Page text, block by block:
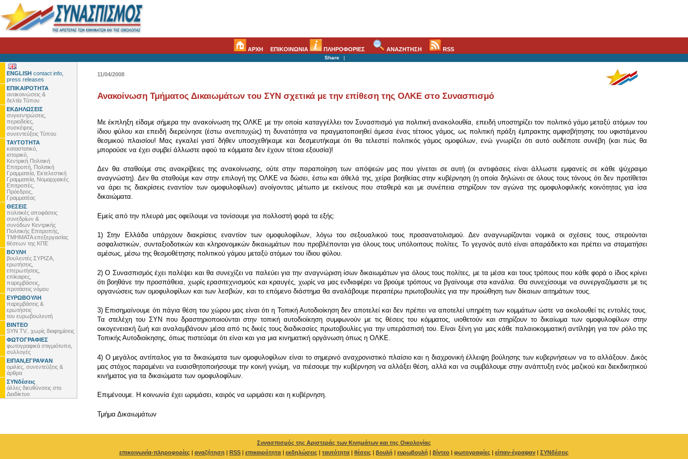
ΑΡΧΗ ΕΠΙΚΟΙΝΩΝΙΑ ΠΛΗΡΟΦΟΡΙΕΣ ΑΝΑΖΗΤΗΣΗ RSS
Share |
ENGLISH contact info,
press releases
ΕΠΙΚΑΙΡΟΤΗΤΑ
ανακοινώσεις &
δελτία Τύπου
ΕΚΔΗΛΩΣΕΙΣ
συγκεντρώσεις,
περιοδείες,
συσκέψεις,
συνεντεύξεις Τύπου
ΤΑΥΤΟΤΗΤΑ
καταστατικό,
ιστορικό,
Κεντρική Πολιτική
Επιτροπή, Πολιτική
Γραμματεία, Εκτελεστική
Γραμματεία, Νομαρχιακές
Επιτροπές,
Πρόεδρος,
Γραμματέας
ΘΕΣΕΙΣ
πολιτικές αποφάσεις
συνεδρίων &
συνόδων Κεντρικής
Πολιτικής Επιτροπής,
ΤΜΗΜΑΤΑ επεξεργασίας
θέσεων της ΚΠΕ
ΒΟΥΛΗ
βουλευτές ΣΥΡΙΖΑ,
ερωτήσεις,
επερωτήσεις,
επίκαιρες,
παρεμβάσεις,
προτάσεις νόμου
ΕΥΡΩΒΟΥΛΗ
παρεμβάσεις &
ερωτήσεις
του ευρωβουλευτή
ΒΙΝΤΕΟ
SYN TV.. χωρίς διαφημίσεις
ΦΩΤΟΓΡΑΦΙΕΣ
φωτογραφικά στιγμιότυπα,
συλλογές
ΕΙΠΑΝ,ΕΓΡΑΨΑΝ
ομιλίες, συνεντεύξεις &
άρθρα
ΣΥΝδέσεις
άλλες διευθύνσεις στο
Διαδίκτυο
11/04/2008
Ανακοίνωση Τμήματος Δικαιωμάτων του ΣΥΝ σχετικά με την επίθεση της ΟΛΚΕ στο Συνασπισμό
Με έκπληξη είδαμε σήμερα την ανακοίνωση της ΟΛΚΕ με την οποία καταγγέλλει τον Συνασπισμό για πολιτική ανακολουθία, επειδή υποστηρίζει τον πολιτικό γάμο μεταξύ ατόμων του
ίδιου φύλου και επειδή διερεύνησε (έστω ανεπιτυχώς) τη δυνατότητα να πραγματοποιηθεί άμεσα ένας τέτοιος γάμος, ως πολιτική πράξη έμπρακτης αμφισβήτησης του υφιστάμενου
θεσμικού πλαισίου! Μας εγκαλεί γιατί δήθεν υποσχεθήκαμε και δεσμευτήκαμε ότι θα τελεστεί πολιτικός γάμος ομοφύλων, ενώ γνωρίζει ότι αυτό ουδέποτε συνέβη (και πώς θα
μπορούσε να έχει συμβεί άλλωστε αφού τα κόμματα δεν έχουν τέτοια εξουσία)!
Δεν θα σταθούμε στις ανακρίβειες της ανακοίνωσης, ούτε στην παραποίηση των απόψεών μας που γίνεται σε αυτή (οι αντιφάσεις είναι άλλωστε εμφανείς σε κάθε ψύχραιμο
αναγνώστη). Δεν θα σταθούμε καν στην επιλογή της ΟΛΚΕ να δώσει, έστω και άθελά της, χείρα βοηθείας στην κυβέρνηση (η οποία δηλώνει σε όλους τους τόνους ότι δεν προτίθεται
να άρει τις διακρίσεις εναντίον των ομοφυλοφίλων) ανοίγοντας μέτωπο με εκείνους που σταθερά και με συνέπεια στηρίζουν τον αγώνα της ομοφυλοφιλικής κοινότητας για ίσα
δικαιώματα.
Εμείς από την πλευρά μας οφείλουμε να τονίσουμε για πολλοστή φορά τα εξής:
1) Στην Ελλάδα υπάρχουν διακρίσεις εναντίον των ομοφυλοφίλων, λόγω του σεξουαλικού τους προσανατολισμού. Δεν αναγνωρίζονται νομικά οι σχέσεις τους, στερούνται
ασφαλιστικών, συνταξιοδοτικών και κληρονομικών δικαιωμάτων που προβλέπονται για όλους τους υπόλοιπους πολίτες. Το γεγονός αυτό είναι απαράδεκτο και πρέπει να σταματήσει
αμέσως, μέσω της θεσμοθέτησης πολιτικού γάμου μεταξύ ατόμων του ίδιου φύλου.
2) Ο Συνασπισμός έχει παλέψει και θα συνεχίζει να παλεύει για την αναγνώριση ίσων δικαιωμάτων για όλους τους πολίτες, με τα μέσα και τους τρόπους που κάθε φορά ο ίδιος κρίνει
ότι βοηθάνε την προσπάθεια, χωρίς ερασιτεχνισμούς και κραυγές, χωρίς να μας ενδιαφέρει να βρούμε τρόπους να βγαίνουμε στα κανάλια. Θα συνεχίσουμε να συνεργαζόμαστε με τις
οργανώσεις των ομοφυλοφίλων και των λεσβιών, και το επόμενο διάστημα θα αναλάβουμε περαιτέρω πρωτοβουλίες για την προώθηση των δίκαιων αιτημάτων τους.
3) Επισημαίνουμε ότι πάγια θέση του χώρου μας είναι ότι η Τοπική Αυτοδιοίκηση δεν αποτελεί και δεν πρέπει να αποτελεί υπηρέτη των κομμάτων ώστε να ακολουθεί τις εντολές τους.
Τα στελέχη του ΣΥΝ που δραστηριοποιούνται στην τοπική αυτοδιοίκηση συμφωνούν με τις θέσεις του κόμματος, υιοθετούν και στηρίζουν το δικαίωμα των ομοφυλοφίλων στην
οικογενειακή ζωή και αναλαμβάνουν μέσα από τις δικές τους διαδικασίες πρωτοβουλίες για την υπεράσπισή του. Είναι ξένη για μας κάθε παλαιοκομματική αντίληψη για τον ρόλο της
Τοπικής Αυτοδιοίκησης, όπως πιστεύαμε ότι είναι και για μια κινηματική οργάνωση όπως η ΟΛΚΕ.
4) Ο μεγάλος αντίπαλος για τα δικαιώματα των ομοφυλοφίλων είναι το σημερινό αναχρονιστικό πλαίσιο και η διαχρονική έλλειψη βούλησης των κυβερνήσεων να το αλλάξουν. Δικός
μας στόχος παραμένει να ευαισθητοποιήσουμε την κοινή γνώμη, να πιέσουμε την κυβέρνηση να αλλάξει θέση, αλλά και να συμβάλουμε στην ανάπτυξη ενός μαζικού και διεκδικητικού
κινήματος για τα δικαιώματα των ομοφυλοφίλων.
Επιμένουμε. Η κοινωνία έχει ωριμάσει, καιρός να ωριμάσει και η κυβέρνηση.
Τμήμα Δικαιωμάτων
Συνασπισμός της Αριστεράς των Κινημάτων και της Οικολογίας
επικοινωνία-πληροφορίες | αναζήτηση | RSS | επικαιρότητα | εκδηλώσεις | ταυτότητα | θέσεις | βουλή | ευρωβουλή | βίντεο | φωτογραφίες | είπαν-έγραψαν | ΣΥΝδέσεις